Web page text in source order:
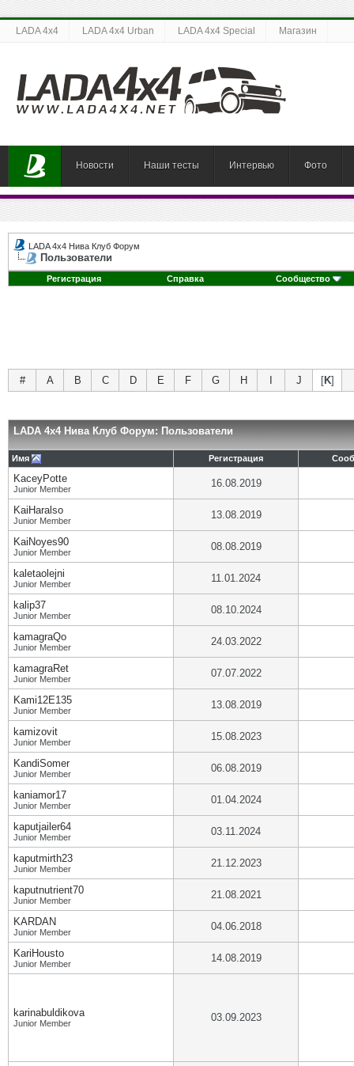
LADA 4x4 LADA 4x4 Urban LADA 4x4 Special Магазин
Новости Наши тесты Интервью Фото
LADA 4x4 Нива Клуб Форум
Пользователи
Регистрация Справка Сообщество
# A B C D E F G H J [K]
LADA 4x4 Нива Клуб Форум: Пользователи
Имя Регистрация
KaceyPotte
Junior Member 16.08.2019
KaiHaralso
Junior Member 13.08.2019
KaiNoyes90
Junior Member 08.08.2019
kaletaolejni
Junior Member 11.01.2024
kalip37
Junior Member 08.10.2024
kamagraQo
Junior Member 24.03.2022
kamagraRet
Junior Member 07.07.2022
Kami12E135
Junior Member 13.08.2019
kamizovit
Junior Member 15.08.2023
KandiSomer
Junior Member 06.08.2019
kaniamor17
Junior Member 01.04.2024
kaputjailer64
Junior Member 03.11.2024
kaputmirth23
Junior Member 21.12.2023
kaputnutrient70
Junior Member 21.08.2021
KARDAN
Junior Member 04.06.2018
KariHousto
Junior Member 14.08.2019
karinabuldikova
Junior Member 03.09.2023